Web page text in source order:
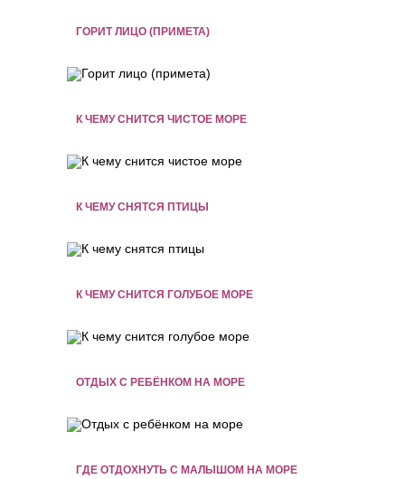
ГОРИТ ЛИЦО (ПРИМЕТА)
К ЧЕМУ СНИТСЯ ЧИСТОЕ МОРЕ
К ЧЕМУ СНЯТСЯ ПТИЦЫ
К ЧЕМУ СНИТСЯ ГОЛУБОЕ МОРЕ
ОТДЫХ С РЕБЁНКОМ НА МОРЕ
ГДЕ ОТДОХНУТЬ С МАЛЫШОМ НА МОРЕ